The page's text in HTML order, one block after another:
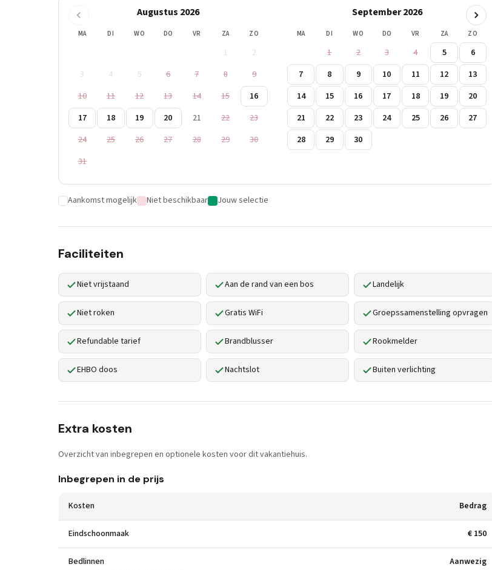
Augustus 2026
MA DI WO DO VR ZA ZO
1
2
3
4 5 6 7 8
9
10
11 12 13 14 15
16
17
18 19 20 21 22
23
24
25 26 27 28 29
30
31
September 2026
MA DI WO DO VR ZA ZO
1 2 3 4 5
6
7
8 9 10 11 12
13
14
15 16 17 18 19
20
21
22 23 24 25 26
27
28
29 30
Aankomst mogelijk Niet beschikbaar Jouw selectie
Faciliteiten
Niet vrijstaand Aan de rand van een bos Landelijk
Niet roken Gratis WiFi Groepssamenstelling opvragen
Refundable tarief Brandblusser Rookmelder
EHBO doos Nachtslot Buiten verlichting
Extra kosten
Overzicht van inbegrepen en optionele kosten voor dit vakantiehuis.
Inbegrepen in de prijs
Kosten Bedrag
Eindschoonmaak € 150
Bedlinnen Aanwezig